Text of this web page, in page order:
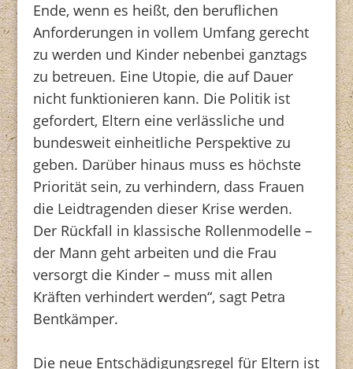
Ende, wenn es heißt, den beruflichen
Anforderungen in vollem Umfang gerecht
zu werden und Kinder nebenbei ganztags
zu betreuen. Eine Utopie, die auf Dauer
nicht funktionieren kann. Die Politik ist
gefordert, Eltern eine verlässliche und
bundesweit einheitliche Perspektive zu
geben. Darüber hinaus muss es höchste
Priorität sein, zu verhindern, dass Frauen
die Leidtragenden dieser Krise werden.
Der Rückfall in klassische Rollenmodelle –
der Mann geht arbeiten und die Frau
versorgt die Kinder – muss mit allen
Kräften verhindert werden“, sagt Petra
Bentkämper.
Die neue Entschädigungsregel für Eltern ist